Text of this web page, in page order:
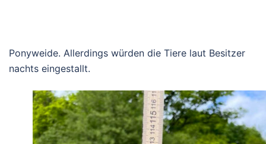
Ponyweide. Allerdings würden die Tiere laut Besitzer
nachts eingestallt.